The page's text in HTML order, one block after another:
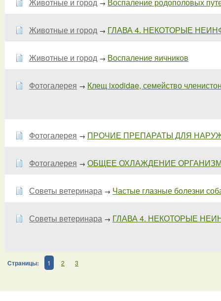
→
Животные и город → ГЛАВА 4. НЕКОТОРЫЕ
Животные и город → Воспаление яичников
Фотогалерея → Клещ ixodidae, семейство
Фотогалерея → ПРОЧИЕ ПРЕПАРАТЫ ДЛЯ
Фотогалерея → ОБЩЕЕ ОХЛАЖДЕНИЕ
Советы ветеринара → Частые глазные болезни
Советы ветеринара → ГЛАВА 4. НЕКОТОРЫЕ
Страницы: 1 2 3